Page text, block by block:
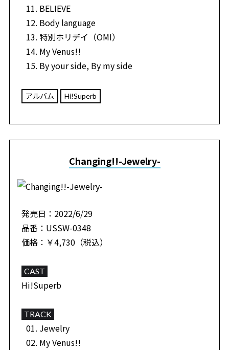
BELIEVE
Body language
特別ホリデイ（OMI）
My Venus!!
By your side, By my side
アルバム Hi!Superb
Changing!!-Jewelry-
発売日：2022/6/29
品番：USSW-0348
価格：￥4,730（税込）
CAST
Hi!Superb
TRACK
Jewelry
My Venus!!